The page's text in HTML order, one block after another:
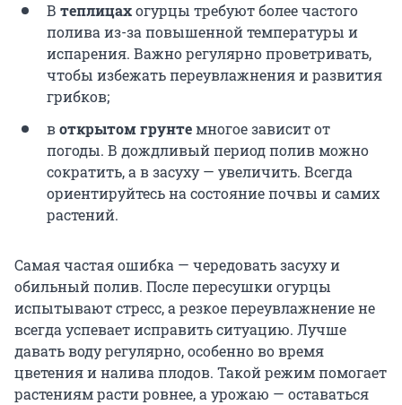
В теплицахогурцы требуют более частого
полива из-за повышенной температуры и
испарения. Важно регулярно проветривать,
чтобы избежать переувлажнения и развития
грибков;
воткрытом грунтемногое зависит от
погоды. В дождливый период полив можно
сократить, а в засуху — увеличить. Всегда
ориентируйтесь на состояние почвы и самих
растений.
Самая частая ошибка — чередовать засуху и
обильный полив. После пересушки огурцы
испытывают стресс, а резкое переувлажнение не
всегда успевает исправить ситуацию. Лучше
давать воду регулярно, особенно во время
цветения и налива плодов. Такой режим помогает
растениям расти ровнее, а урожаю — оставаться